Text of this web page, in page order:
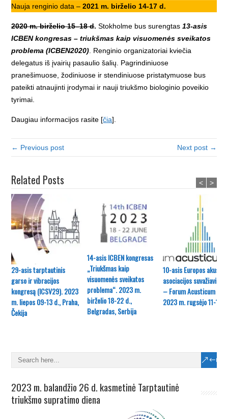
Nauja renginio data –2021 m. birželio 14-17 d.
2020 m. birželio 15–18 d. Stokholme bus surengtas13-asis
ICBEN kongresas – triukšmas kaip visuomenės sveikatos
problema (ICBEN2020) . Renginio organizatoriai kviečia
delegatus iš įvairių pasau­lio šalių. Pagrindiniuose
pranešimuose, žodiniuose ir stendiniuose pristatymuose bus
pateikti atnaujinti įrodymai ir nauji triukšmo biologinio poveikio
tyrimai.
Daugiau informacijos rasite [čia].
← Previous post Next post →
Related Posts
29-asis tarptautinis
garso ir vibracijos
kongresą (ICSV29). 2023
m. liepos 09-13 d., Praha,
Čekija
14-asis ICBEN kongresas
„Triukšmas kaip
visuomenės sveikatos
problema“. 2023 m.
birželio 18-22 d.,
Belgradas, Serbija
10-asis Europos
asociacijos suvažiavimas
– Forum Acusticum
2023 m. rugsėjo 11-15
< >
2023 m. balandžio 26 d. kasmetinė Tarptautinė
triukšmo supratimo diena